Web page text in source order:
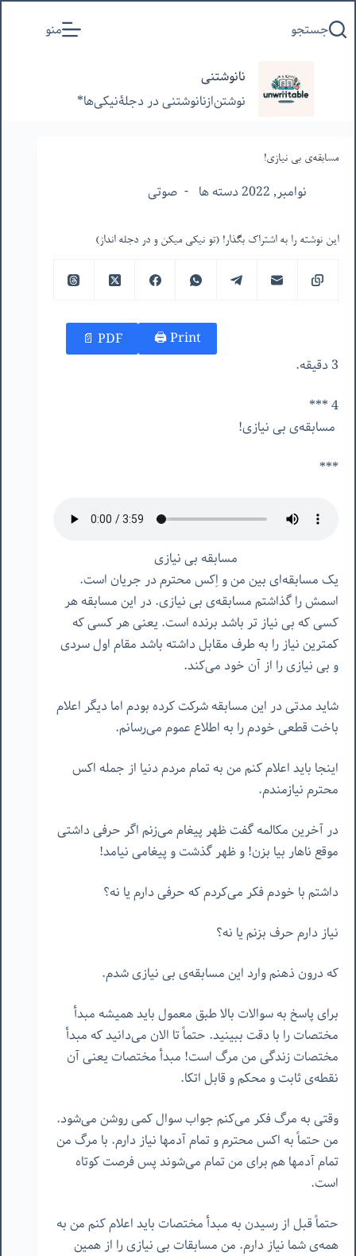
به
جستجو منو
نانوشتنی
نوشتن‌از‌نانوشتنی‌ در‌ دجلۀنیکی‌ها*
مسابقه‌ی بی نیازی!
نوامبر, 2022 دسته ها صوتی
این نوشته را به اشتراک بگذار! (تو نیکی میکن و در دجله انداز)
Print 🖨
PDF 📄
3 دقیقه.
4 ***
مسابقه‌ی بی نیازی!
***
مسابقه بی نیازی
یک مسابقه‌ای بین من و اِکس محترم در جریان است.
اسمش را گذاشتم مسابقه‌ی بی نیازی. در این مسابقه هر
کسی که بی نیاز تر باشد برنده است. یعنی هر کسی که
کمترین نیاز را به طرف مقابل داشته باشد مقام اول سردی
و بی نیازی را از آن خود می‌کند.
شاید مدتی در این مسابقه شرکت کرده بودم اما دیگر اعلام
باخت قطعی خودم را به اطلاع عموم می‌رسانم.
اینجا باید اعلام کنم من به تمام مردم دنیا از جمله اکس
محترم نیازمندم.
در آخرین مکالمه گفت ظهر پیغام می‌زنم اگر حرفی داشتی
موقع ناهار بیا بزن! و ظهر گذشت و پیغامی نیامد!
داشتم با خودم فکر می‌کردم که حرفی دارم یا نه؟
نیاز دارم حرف بزنم یا نه؟
که درون ذهنم وارد این مسابقه‌ی بی نیازی شدم.
برای پاسخ به سوالات بالا طبق معمول باید همیشه مبدأ
مختصات را با دقت ببینید. حتماً تا الان می‌دانید که مبدأ
مختصات زندگی من مرگ است! مبدأ مختصات یعنی آن
نقطه‌ی ثابت و محکم و قابل اتکا.
وقتی به مرگ فکر می‌کنم جواب سوال کمی روشن می‌شود.
من حتماً به اکس محترم و تمام آدمها نیاز دارم. با مرگ من
تمام آدمها هم برای من تمام می‌شوند پس فرصت کوتاه
است.
حتماً قبل از رسیدن به مبدأ مختصات باید اعلام کنم من به
همه‌ی شما نیاز دارم. من مسابقات بی نیازی را از همین